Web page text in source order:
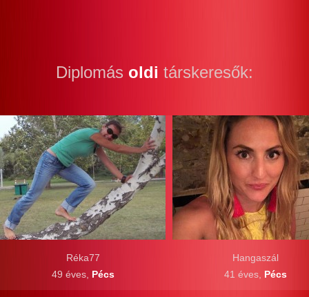
Diplomás oldi társkeresők:
Réka77
49 éves, Pécs
Hangaszál
41 éves, Pécs